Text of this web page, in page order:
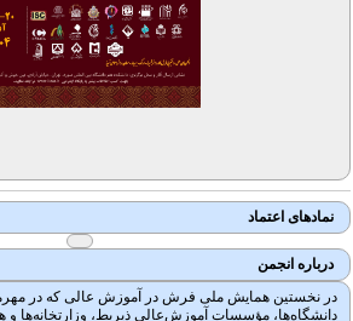
نمادهای اعتماد
درباره انجمن
دانشگاه‌ها، مؤسسات آموزش‌عالی ذیربط، وزارتخانه‌ها و